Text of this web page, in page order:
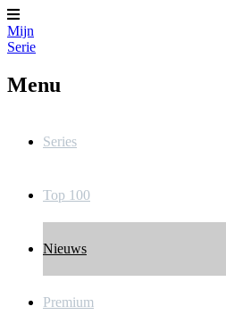
Mijn
Serie
Menu
Series
Top 100
Nieuws
Premium